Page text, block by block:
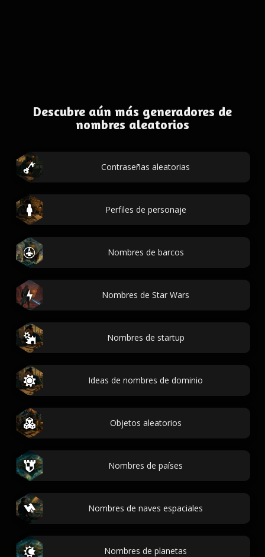
Descubre aún más generadores de
nombres aleatorios
Contraseñas aleatorias
Perfiles de personaje
Nombres de barcos
Nombres de Star Wars
Nombres de startup
Ideas de nombres de dominio
Objetos aleatorios
Nombres de países
Nombres de naves espaciales
Nombres de planetas